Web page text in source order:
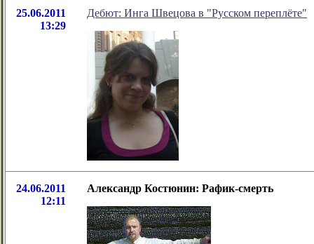
25.06.2011
13:29
Дебют: Инга Швецова в "Русском переплёте"
24.06.2011
12:11
Александр Костюнин: Рафик-смерть